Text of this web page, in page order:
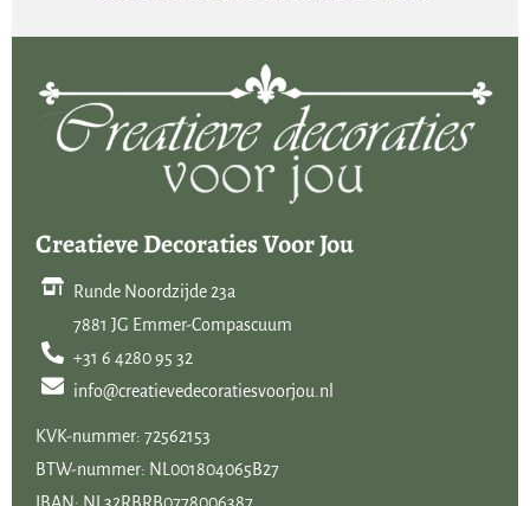
Creatieve Decoraties Voor Jou
Runde Noordzijde 23a
7881 JG Emmer-Compascuum
+31 6 4280 95 32
info@creatievedecoratiesvoorjou.nl
KVK-nummer: 72562153
BTW-nummer: NL001804065B27